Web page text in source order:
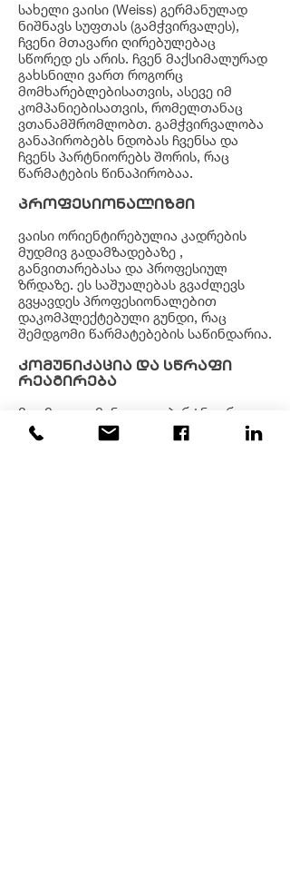
სახელი ვაისი (Weiss) გერმანულად
ნიშნავს სუფთას (გამჭვირვალეს),
ჩვენი მთავარი ღირებულებაც
სწორედ ეს არის. ჩვენ მაქსიმალურად
გახსნილი ვართ როგორც
მომხარებლებისათვის, ასევე იმ
კომპანიებისათვის, რომელთანაც
ვთანამშრომლობთ. გამჭვირვალობა
განაპირობებს ნდობას ჩვენსა და
ჩვენს პარტნიორებს შორის, რაც
წარმატების წინაპირობაა.
პროფესიონალიზმი
ვაისი ორიენტირებულია კადრების
მუდმივ გადამზადებაზე ,
განვითარებასა და პროფესიულ
ზრდაზე. ეს საშუალებას გვაძლევს
გვყავდეს პროფესიონალებით
დაკომპლექტებული გუნდი, რაც
შემდგომი წარმატებების საწინდარია.
კომუნიკაცია და სწრაფი
რეაგირება
მუდმივი კომუნიკაცია პარტნიორ
კომპანიებთან საშუალებას გვაძლევს
მოვახდინოთ სწრაფი რეაგირება